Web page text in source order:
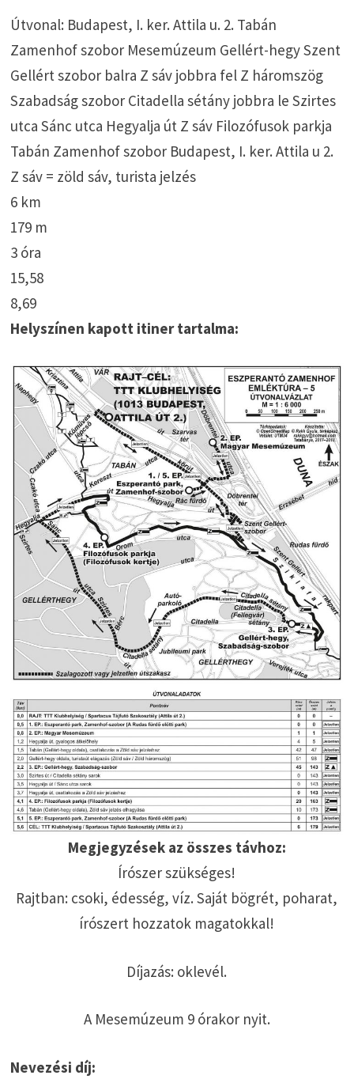
Útvonal: Budapest, I. ker. Attila u. 2. Tabán
Zamenhof szobor Mesemúzeum Gellért-hegy Szent
Gellért szobor balra Z sáv jobbra fel Z háromszög
Szabadság szobor Citadella sétány jobbra le Szirtes
utca Sánc utca Hegyalja út Z sáv Filozófusok parkja
Tabán Zamenhof szobor Budapest, I. ker. Attila u 2.
Z sáv = zöld sáv, turista jelzés
6 km
179 m
3 óra
15,58
8,69
Helyszínen kapott itiner tartalma:
Megjegyzések az összes távhoz:
Írószer szükséges!
Rajtban: csoki, édesség, víz. Saját bögrét, poharat,
írószert hozzatok magatokkal!
Díjazás: oklevél.
A Mesemúzeum 9 órakor nyit.
Nevezési díj: